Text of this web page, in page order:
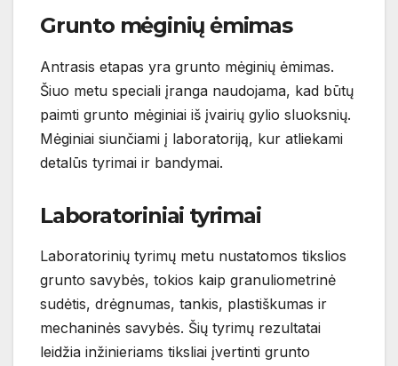
Grunto mėginių ėmimas
Antrasis etapas yra grunto mėginių ėmimas.
Šiuo metu speciali įranga naudojama, kad būtų
paimti grunto mėginiai iš įvairių gylio sluoksnių.
Mėginiai siunčiami į laboratoriją, kur atliekami
detalūs tyrimai ir bandymai.
Laboratoriniai tyrimai
Laboratorinių tyrimų metu nustatomos tikslios
grunto savybės, tokios kaip granuliometrinė
sudėtis, drėgnumas, tankis, plastiškumas ir
mechaninės savybės. Šių tyrimų rezultatai
leidžia inžinieriams tiksliai įvertinti grunto